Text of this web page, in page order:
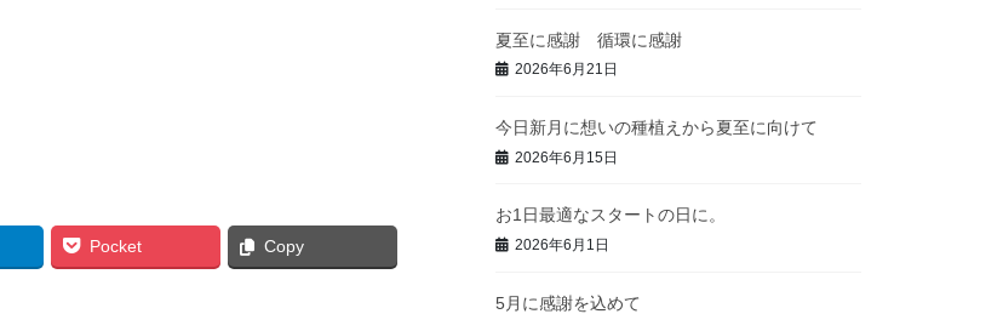
Pocket Copy
夏至に感謝 循環に感謝
2026年6月21日
今日新月に想いの種植えから夏至に向けて
2026年6月15日
お1日最適なスタートの日に。
2026年6月1日
5月に感謝を込めて